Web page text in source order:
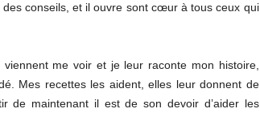
conseils, et il ouvre sont cœur à tous ceux qui
me voir et je leur raconte mon histoire,
Mes recettes les aident, elles leur donnent de
de maintenant il est de son devoir d’aider les